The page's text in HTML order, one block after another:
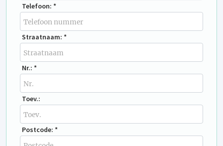
Telefoon: *
Straatnaam: *
Nr.: *
Toev.:
Postcode: *